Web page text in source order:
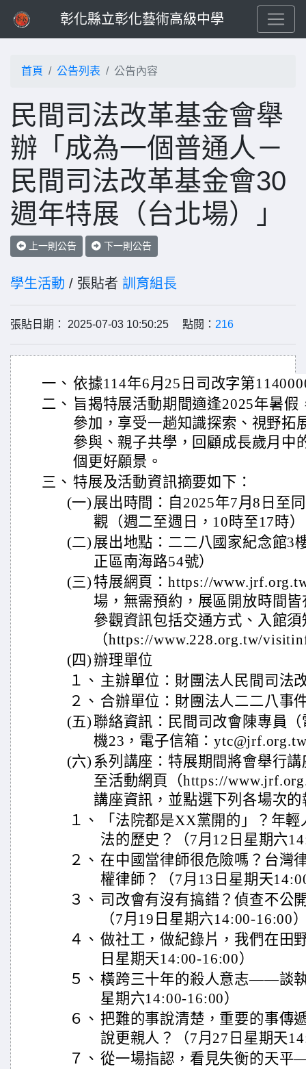
彰化縣立彰化藝術高級中學
首頁 公告列表 公告內容
民間司法改革基金會舉
辦「成為一個普通人－
民間司法改革基金會30
週年特展（台北場）」
上一則公告 下一則公告
學生活動 / 張貼者 訓育組長
張貼日期： 2025-07-03 10:50:25 點閱： 216
一、 依據114年6月25日司改字第
二、 旨揭特展活動期間適逢2025年暑
參加，享受一趟知識探索、視野拓
參與、親子共學，回顧成長歲月中
個更好願景。
三、 特展及活動資訊摘要如下：
(一) 展出時間：自2025年7月8日至
觀（週二至週日，10時至17時
(二) 展出地點：二二八國家紀念館3
正區南海路54號）
(三)特展網頁：https://
場，無需預約，展區開放時間
參觀資訊包括交通方式、入館
（https://www.228.org.tw/
(四)辦理單位
１、 主辦單位：財團法人民間司法
２、 合辦單位：財團法人二二八事
(五) 聯絡資訊：民間司改會陳專員
機23，電子信箱：
(六) 系列講座：特展期間將會舉行
至活動網頁（https://
講座資訊，並點選下列各場次
１、
「法院都是XX黨開的」？年
法的歷史？（7月12日星期六
２、 在中國當律師很危險嗎？台灣
權律師？（7月13日星期天
３、 司改會有沒有搞錯？偵查不公
（7月19日星期六14:00-16:00
４、 做社工，做紀錄片，我們在田
日星期天14:00-16:00）
５、 橫跨三十年的殺人意志——談
星期六14:00-16:00）
６、 把難的事說清楚，重要的事
說更親人？（7月27日星期天
７、 從一場指認，看見失衡的天